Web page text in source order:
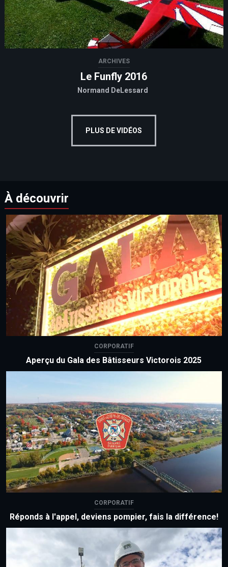
ARCHIVES
Le Funfly 2016
Normand DeLessard
PLUS DE VIDÉOS
À découvrir
CORPORATIF
Aperçu du Gala des Bâtisseurs Victorois 2025
CORPORATIF
Réponds à l'appel, deviens pompier, fais la différence!